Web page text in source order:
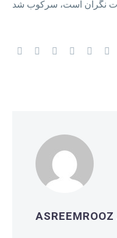
ASREEMROOZ